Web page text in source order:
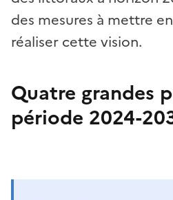
des mesures à mettre
réaliser cette vision.
Quatre grandes
période 2024-